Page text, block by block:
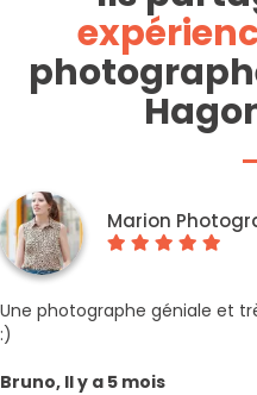
Marion
Une photographe géniale et
:)
Bruno, Il y a 5 mois